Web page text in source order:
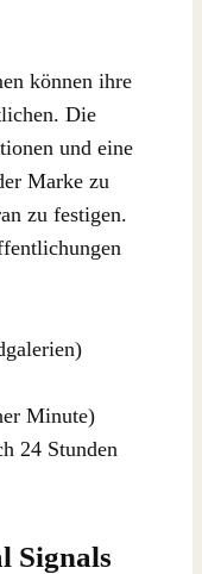
können ihre
Die
und eine
Marke zu
zu festigen.
Minute)
24 Stunden
Signals